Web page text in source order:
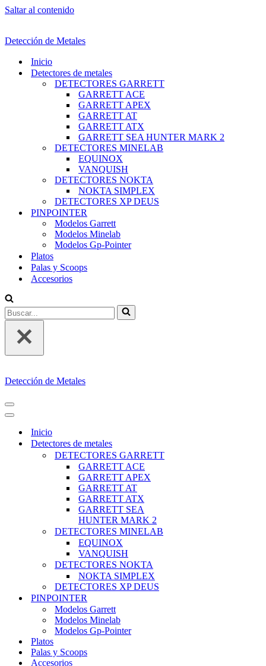
Saltar al contenido
Detección de Metales
Inicio
Detectores de metales
DETECTORES GARRETT
GARRETT ACE
GARRETT APEX
GARRETT AT
GARRETT ATX
GARRETT SEA HUNTER MARK 2
DETECTORES MINELAB
EQUINOX
VANQUISH
DETECTORES NOKTA
NOKTA SIMPLEX
DETECTORES XP DEUS
PINPOINTER
Modelos Garrett
Modelos Minelab
Modelos Gp-Pointer
Platos
Palas y Scoops
Accesorios
Buscar...
Detección de Metales
MENÚ
DE
NAVEGACIÓN
MENÚ
DE
NAVEGACIÓN
Inicio
Detectores de metales
DETECTORES GARRETT
GARRETT ACE
GARRETT APEX
GARRETT AT
GARRETT ATX
GARRETT SEA
HUNTER MARK 2
DETECTORES MINELAB
EQUINOX
VANQUISH
DETECTORES NOKTA
NOKTA SIMPLEX
DETECTORES XP DEUS
PINPOINTER
Modelos Garrett
Modelos Minelab
Modelos Gp-Pointer
Platos
Palas y Scoops
Accesorios